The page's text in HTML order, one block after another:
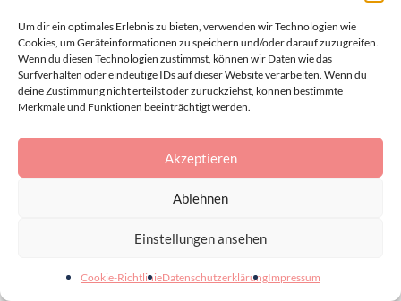
Um dir ein optimales Erlebnis zu bieten, verwenden wir Technologien wie
Cookies, um Geräteinformationen zu speichern und/oder darauf zuzugreifen.
Wenn du diesen Technologien zustimmst, können wir Daten wie das
Surfverhalten oder eindeutige IDs auf dieser Website verarbeiten. Wenn du
deine Zustimmung nicht erteilst oder zurückziehst, können bestimmte
Merkmale und Funktionen beeinträchtigt werden.
Akzeptieren
Ablehnen
Einstellungen ansehen
Cookie-RichtlinieDatenschutzerklärungImpressum
Partnersuche in Hannover: So klappt es wirklich